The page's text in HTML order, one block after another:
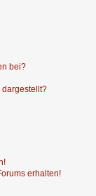
bei?
erhalten!